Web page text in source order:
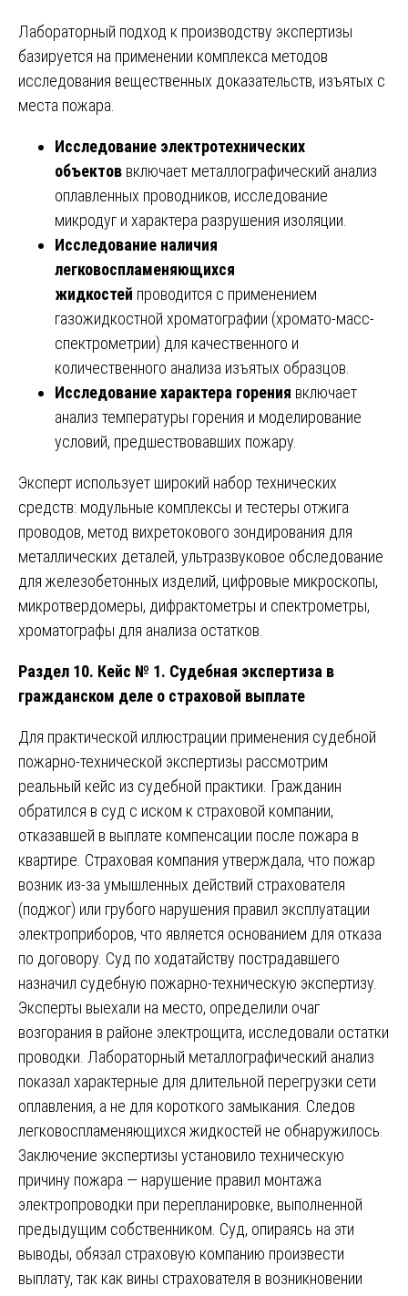
Лабораторный подход к производству экспертизы
базируется на применении комплекса методов
исследования вещественных доказательств, изъятых с
места пожара.
Исследование электротехнических
объектов включает металлографический анализ
оплавленных проводников, исследование
микродуг и характера разрушения изоляции.
Исследование наличия
легковоспламеняющихся
жидкостей проводится с применением
газожидкостной хроматографии (хромато-масс-
спектрометрии) для качественного и
количественного анализа изъятых образцов.
Исследование характера горения включает
анализ температуры горения и моделирование
условий, предшествовавших пожару.
Эксперт использует широкий набор технических
средств: модульные комплексы и тестеры отжига
проводов, метод вихретокового зондирования для
металлических деталей, ультразвуковое обследование
для железобетонных изделий, цифровые микроскопы,
микротвердомеры, дифрактометры и спектрометры,
хроматографы для анализа остатков.
Раздел 10. Кейс № 1. Судебная экспертиза в
гражданском деле о страховой выплате
Для практической иллюстрации применения судебной
пожарно-технической экспертизы рассмотрим
реальный кейс из судебной практики. Гражданин
обратился в суд с иском к страховой компании,
отказавшей в выплате компенсации после пожара в
квартире. Страховая компания утверждала, что пожар
возник из-за умышленных действий страхователя
(поджог) или грубого нарушения правил эксплуатации
электроприборов, что является основанием для отказа
по договору. Суд по ходатайству пострадавшего
назначил судебную пожарно-техническую экспертизу.
Эксперты выехали на место, определили очаг
возгорания в районе электрощита, исследовали остатки
проводки. Лабораторный металлографический анализ
показал характерные для длительной перегрузки сети
оплавления, а не для короткого замыкания. Следов
легковоспламеняющихся жидкостей не обнаружилось.
Заключение экспертизы установило техническую
причину пожара — нарушение правил монтажа
электропроводки при перепланировке, выполненной
предыдущим собственником. Суд, опираясь на эти
выводы, обязал страховую компанию произвести
выплату, так как вины страхователя в возникновении